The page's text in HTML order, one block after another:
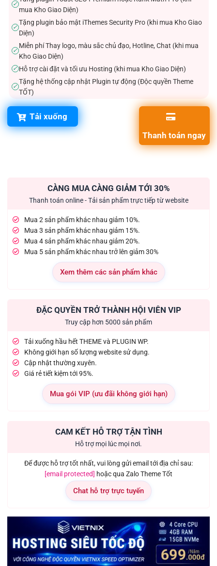
✓
mua Kho Giao Diện)
✓
Tặng plugin bảo mật iThemes Security Pro (khi mua Kho Giao
Diện)
✓
Miễn phí Thay logo, màu sắc chủ đạo, Hotline, Chat (khi mua
Kho Giao Diện)
✓Hỗ trợ cài đặt và tối ưu Hosting (khi mua Kho Giao Diện)
✓
Tặng hệ thống cập nhật Plugin tự động (Độc quyền Theme
TỐT)
Tải xuống
Thanh toán ngay
CÀNG MUA CÀNG GIẢM TỚI 30%
Thanh toán online - Tải sản phẩm trực tiếp từ website
Mua 2 sản phẩm khác nhau giảm 10%.
Mua 3 sản phẩm khác nhau giảm 15%.
Mua 4 sản phẩm khác nhau giảm 20%.
Mua 5 sản phẩm khác nhau trở lên giảm 30%
Xem thêm các sản phẩm khác
ĐẶC QUYỀN TRỞ THÀNH HỘI VIÊN VIP
Truy cập hơn 5000 sản phẩm
Tải xuống hầu hết THEME và PLUGIN WP.
Không giới hạn số lượng website sử dụng.
Cập nhật thường xuyên.
Giá rẻ tiết kiệm tới 95%.
Mua gói VIP (ưu đãi không giới hạn)
CAM KẾT HỖ TRỢ TẬN TÌNH
Hỗ trợ mọi lúc mọi nơi.
Để được hỗ trợ tốt nhất, vui lòng gửi email tới địa chỉ sau:
[email protected] hoặc qua Zalo Theme Tốt
Chat hỗ trợ trực tuyến